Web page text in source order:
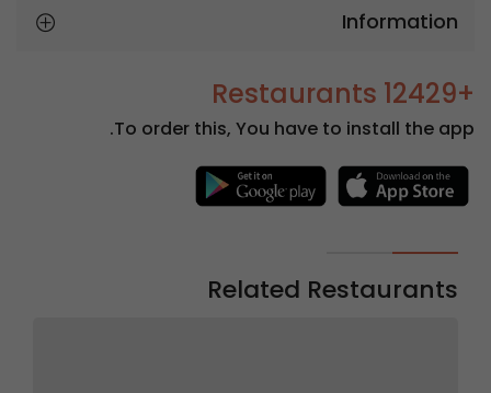
Information
+12429 Restaurants
To order this, You have to install the app.
Related Restaurants